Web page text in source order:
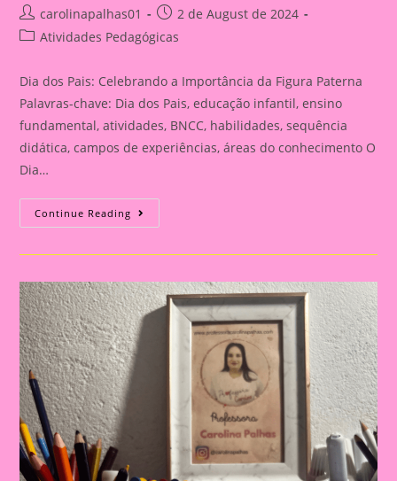
Post
author:
carolinapalhas01
Post
published:
2 de August de 2024
PostAtividades Pedagógicas
Dia dos Pais: Celebrando a Importância da Figura Paterna
Palavras-chave: Dia dos Pais, educação infantil, ensino
fundamental, atividades, BNCC, habilidades, sequência
didática, campos de experiências, áreas do conhecimento O
Dia…
Continue Reading Cartão
Lembrança
Pais
|
Dia
Dos
Pais:
Celebrando
A
Importância
Figura